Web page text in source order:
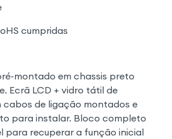
cumpridas
montado em chassis preto
Ecrã LCD + vidro tátil de
cabos de ligação montados e
para instalar. Bloco completo
para recuperar a função inicial